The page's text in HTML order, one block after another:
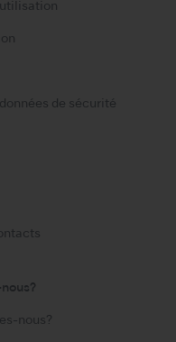
de sécurité
nous?